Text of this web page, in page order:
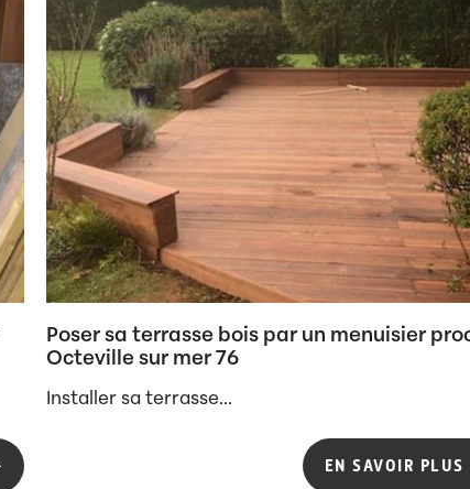
Poser sa terrasse bois par un menuisier
Octeville sur mer 76
Installer sa terrasse...
EN SAVOIR PLUS